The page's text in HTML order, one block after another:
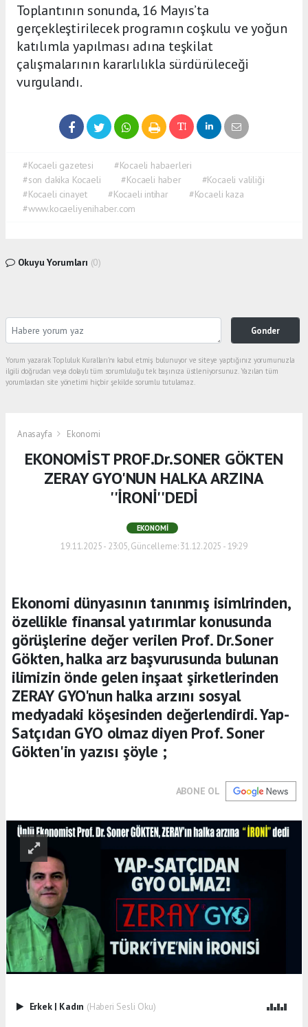
Toplantının sonunda, 16 Mayıs’ta
gerçekleştirilecek programın coşkulu ve yoğun
katılımla yapılması adına teşkilat
çalışmalarının kararlılıkla sürdürüleceği
vurgulandı.
#Kocaeli gazetesi
#Kocaeli habaerleri
#son dakika Kocaeli
#Kocaeli haber
#Kocaeli valiliği
#Kocaeli cinayet
#Kocaeli intihar
#Kocaeli kaza
#www.kocaeliyenihaber.com
Okuyu Yorumları (0)
Gonder
Yorum yazarak Topluluk Kuralları’nı kabul etmiş bulunuyor ve siteye yaptığınız yorumunuzla
ilgili doğrudan veya dolaylı tüm sorumluluğu tek başınıza üstleniyorsunuz. Yazılan tüm
yorumlardan site yönetimi hiçbir şekilde sorumlu tutulamaz.
Anasayfa Ekonomi
EKONOMİST PROF.Dr.SONER GÖKTEN
ZERAY GYO'NUN HALKA ARZINA
''İRONİ''DEDİ
EKONOMI
19.11.2025 - 23:05, Güncelleme: 31.12.2025 - 19:29
Ekonomi dünyasının tanınmış isimlrinden,
özellikle finansal yatırımlar konusunda
görüşlerine değer verilen Prof. Dr.Soner
Gökten, halka arz başvurusunda bulunan
ilimizin önde gelen inşaat şirketlerinden
ZERAY GYO'nun halka arzını sosyal
medyadaki köşesinden değerlendirdi. Yap-
Satçıdan GYO olmaz diyen Prof. Soner
Gökten'in yazısı şöyle ;
ABONE OL
Erkek | Kadın (Haberi Sesli Oku)